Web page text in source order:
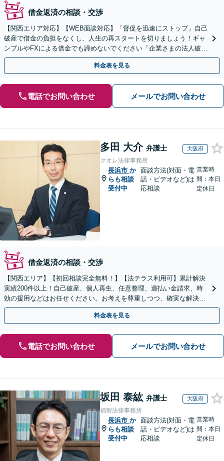
借金返済の相談・交渉
【関西エリア対応】【WEB面談対応】「督促を迅速にストップ」自己
破産で借金の負担をなくし、人生の再スタートを切りましょう！ギャ
ンブルやFXによる借金でも諦めないでください「企業さまの法人破産
をサポート」【休日・夜間相談可】
料金表を見る
電話でお問い合わせ メールでお問い合わせ
多田 大介 弁護士 大阪府
クオレ法律事務所
長浜市 か
らも相談
受付中
面談方法(対面・電
話・ビデオなど)は
応相談
営業時
間：本日
定休日
借金返済の相談・交渉
【関西エリア】【初回相談完全無料！】【法テラス利用可】累計解決
実績200件以上！自己破産、個人再生、任意整理、過払い金請求、時
効の援用などはお任せください。お考えを尊重しつつ、確実な解決を
目指します【休日・夜間相談可】【弁護士歴15年以上】
料金表を見る
電話でお問い合わせ メールでお問い合わせ
坂田 泰紘 弁護士 大阪府
福智法律事務所
長浜市 か
らも相談
受付中
面談方法(対面・電
話・ビデオなど)は
応相談
営業時
間：本日
定休日